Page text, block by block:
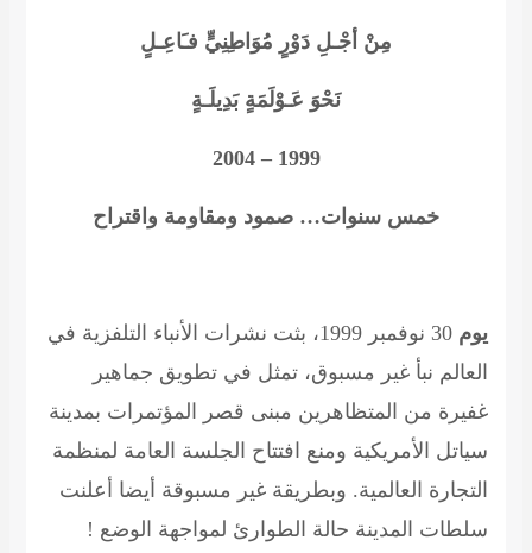
مِنْ أجْـلِ دَوْرٍ مُوَاطِنِيٍّ فـَاعِـلٍ
نَحْوَ عَـوْلَمَةٍ بَدِيلَـةٍ
1999 – 2004
خمس سنوات… صمود ومقاومة واقتراح
يوم
30 نوفمبر 1999، بثت نشرات الأنباء التلفزية في
العالم نبأ غير مسبوق، تمثل في تطويق جماهير
غفيرة من المتظاهرين مبنى قصر المؤتمرات بمدينة
سياتل الأمريكية ومنع افتتاح الجلسة العامة لمنظمة
التجارة العالمية. وبطريقة غير مسبوقة أيضا أعلنت
سلطات المدينة حالة الطوارئ لمواجهة الوضع !